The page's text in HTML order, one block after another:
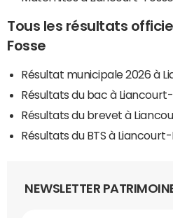
Tous les résultats
Fosse
Résultat municipale 2026 à
Résultats du bac à
Résultats du brevet à
Résultats du BTS à
NEWSLETTER